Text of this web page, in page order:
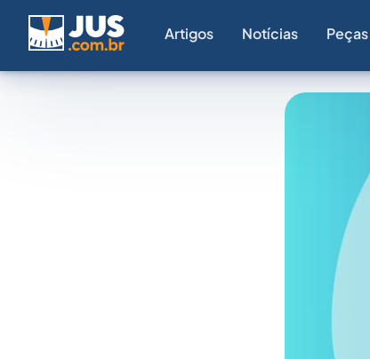
Artigos Notícias Peças